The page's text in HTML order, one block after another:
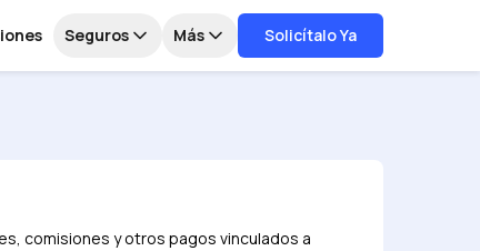
Seguros Más Solicítalo Ya
comisiones y otros pagos vinculados a